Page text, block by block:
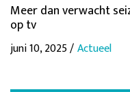
Meer dan verwacht
op tv
juni 10, 2025 /Actueel